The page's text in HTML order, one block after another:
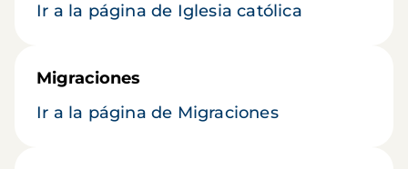
Ir a la página de Iglesia católica
Migraciones
Ir a la página de Migraciones